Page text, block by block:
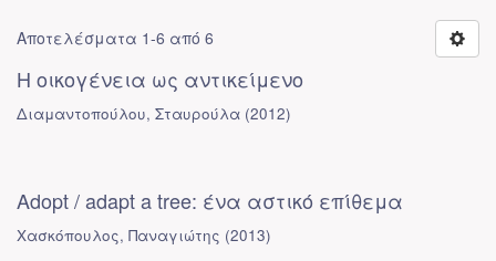
Αποτελέσματα 1-6 από 6
Η οικογένεια ως αντικείμενο
Διαμαντοπούλου, Σταυρούλα (2012)
Adopt / adapt a tree: ένα αστικό επίθεμα
Χασκόπουλος, Παναγιώτης (2013)